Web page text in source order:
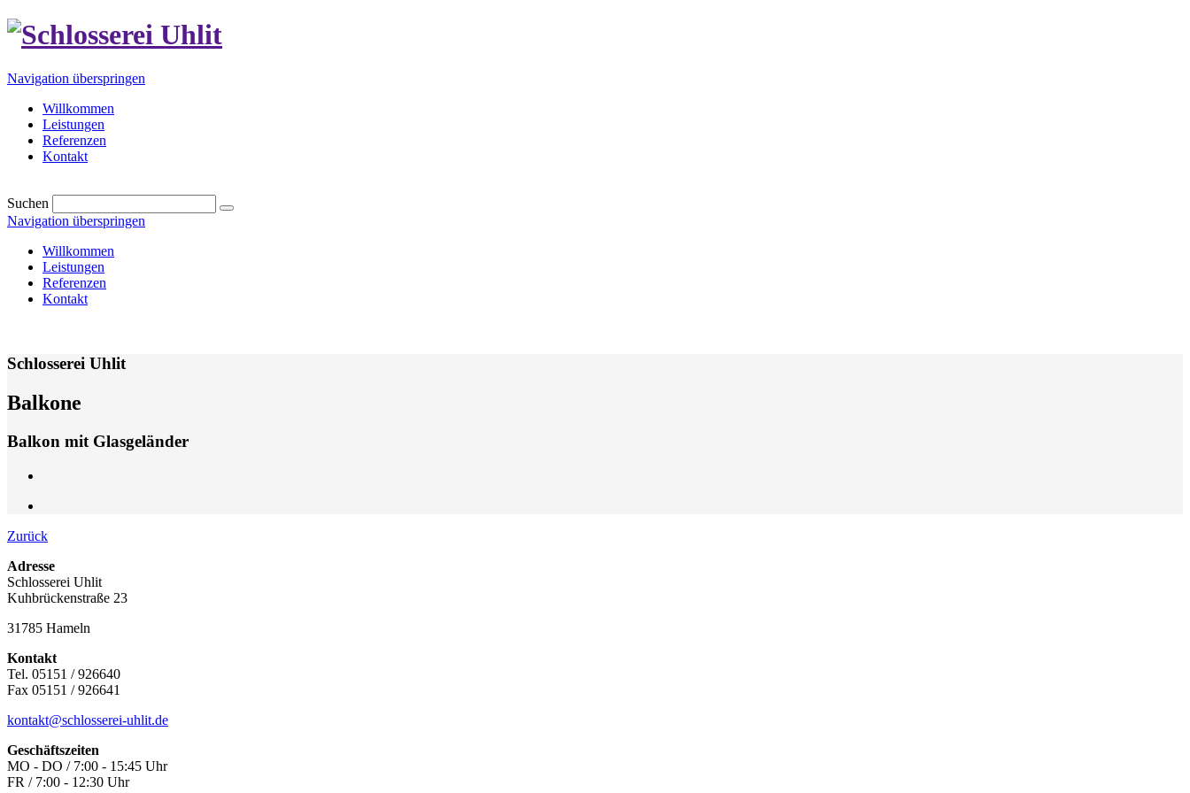
Navigation überspringen
Willkommen
Leistungen
Referenzen
Kontakt
Suchen
Navigation überspringen
Willkommen
Leistungen
Referenzen
Kontakt
Schlosserei Uhlit
Balkone
Balkon mit Glasgeländer
Zurück
Adresse
Schlosserei Uhlit
Kuhbrückenstraße 23
31785 Hameln
Kontakt
Tel. 05151 / 926640
Fax 05151 / 926641
kontakt@schlosserei-uhlit.de
Geschäftszeiten
MO - DO / 7:00 - 15:45 Uhr
FR / 7:00 - 12:30 Uhr